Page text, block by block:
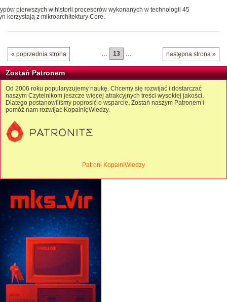
pierwszych w historii procesorów wykonanych w technologii 45
korzystają z mikroarchitektury Core.
« poprzednia strona następna strona »
… 13 …
Zostań Patronem
Od 2006 roku popularyzujemy naukę. Chcemy się rozwijać i dostarczać
naszym Czytelnikom jeszcze więcej atrakcyjnych treści wysokiej jakości.
Dlatego postanowiliśmy poprosić o wsparcie. Zostań naszym Patronem i
pomóż nam rozwijać KopalnięWiedzy.
Patroni KopalniWiedzy